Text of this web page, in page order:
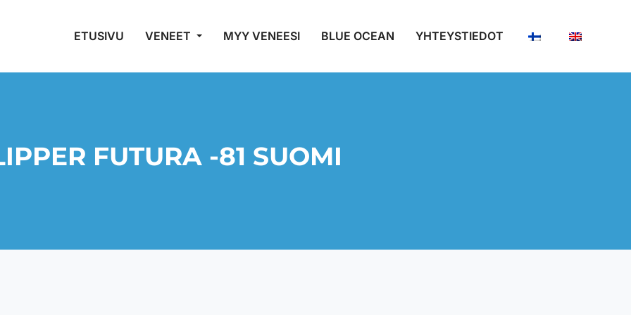
ETUSIVU VENEET MYY VENEESI BLUE OCEAN YHTEYSTIEDOT
FUTURA -81 SUOMI